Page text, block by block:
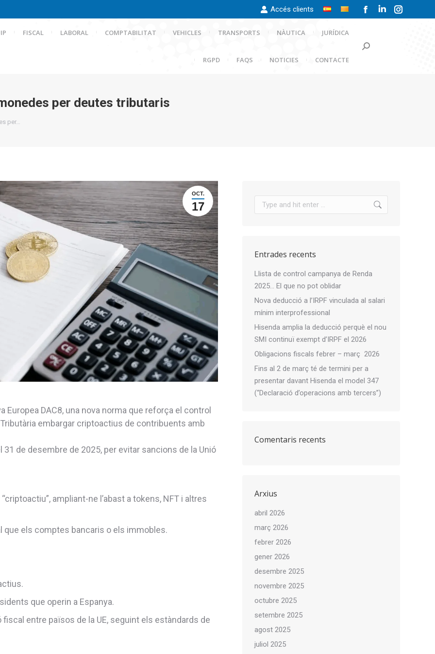
Accés clients
Facebook
opens
Linkedin
FISCAL LABORAL COMPTABILITAT VEHICLES TRANSPORTS NÀUTICA JURÍDICA
RGPD FAQS NOTICIES CONTACTE
Search:
per deutes tributaris
per…
OCT.
17
Europea DAC8, una nova norma que reforça el control
embargar criptoactius de contribuents amb
de desembre de 2025, per evitar sancions de la Unió
ampliant-ne l’abast a tokens, NFT i altres
que els comptes bancaris o els immobles.
que operin a Espanya.
entre països de la UE, seguint els estàndards de
Search:
Entrades recents
Llista de control campanya de Renda
2025… El que no pot oblidar
Nova deducció a l’IRPF vinculada al salari
mínim interprofessional
Hisenda amplia la deducció perquè el nou
SMI continuï exempt d’IRPF el 2026
Obligacions fiscals febrer – març 2026
Fins al 2 de març té de termini per a
presentar davant Hisenda el model 347
(“Declaració d’operacions amb tercers”)
Comentaris recents
Arxius
abril 2026
març 2026
febrer 2026
gener 2026
desembre 2025
novembre 2025
octubre 2025
setembre 2025
agost 2025
juliol 2025